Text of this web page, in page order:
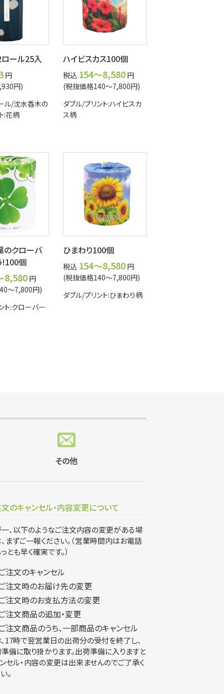
ール25入
円
円)
ル/沈水香木の
:花柄
ハイビスカス100個
税込 154～8,580 円
(税抜価格140～7,800円)
ダブル/プリント:ハイビスカ
ス柄
のクローバ
!100個
8,580 円
～7,800円)
ト:クローバー
ひまわり100個
税込 154～8,580 円
(税抜価格140～7,800円)
ダブル/プリント:ひまわり柄
その他
のキャンセル・内容変更について
、以下のようなご注文内容の変更がある場
まずご一報ください。（営業時間内はお電話
とも早く確実です。）
ご注文のキャンセル
ご注文時のお届け先の変更
ご注文時のお支払方法の変更
ご注文商品の追加・変更
ご注文商品のうち、一部商品のキャンセル
17時で翌営業日の出荷分の受付を終了し、
備に取り掛かります。出荷準備に入りますと
セル・内容の変更は出来ませんのでご了承く
。